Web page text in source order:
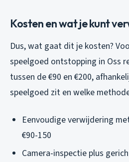
Kosten en wat je kunt
Dus, wat gaat dit je kosten?
speelgoed ontstopping in Oss
tussen de €90 en €200,
speelgoed zit en welke
Eenvoudige verwijdering
€90-150
Camera-inspectie plus